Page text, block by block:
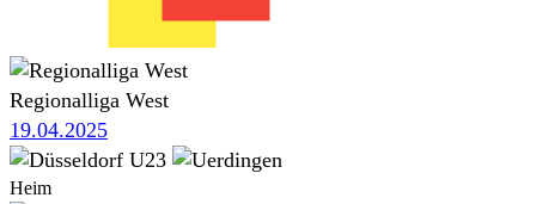
Regionalliga West
19.04.2025
Heim